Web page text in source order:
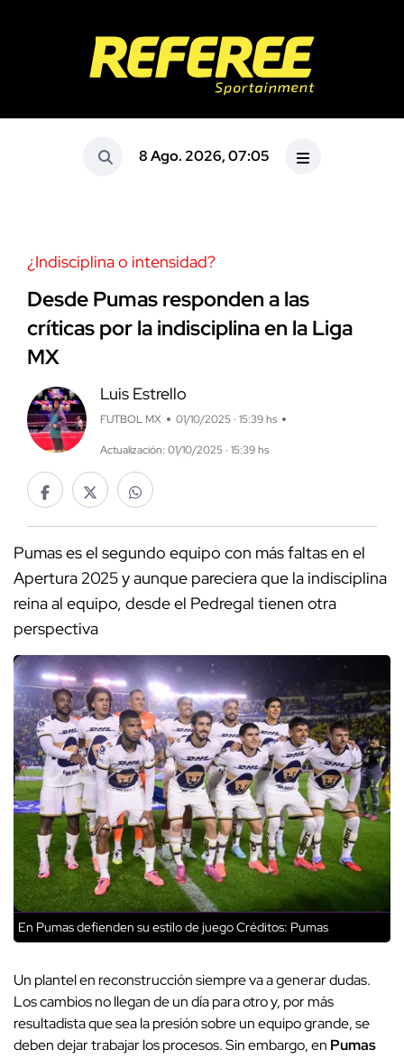
8 Ago. 2026, 07:05
¿Indisciplina o intensidad?
Desde Pumas responden a las
críticas por la indisciplina en la Liga
MX
Luis Estrello
FUTBOL MX 01/10/2025 · 15:39 hs
Actualización: 01/10/2025 · 15:39 hs
Pumas es el segundo equipo con más faltas en el
Apertura 2025 y aunque pareciera que la indisciplina
reina al equipo, desde el Pedregal tienen otra
perspectiva
En Pumas defienden su estilo de juegoCréditos: Pumas
Un plantel en reconstrucción siempre va a generar dudas.
Los cambios no llegan de un día para otro y, por más
resultadista que sea la presión sobre un equipo grande, se
deben dejar trabajar los procesos. Sin embargo, en Pumas